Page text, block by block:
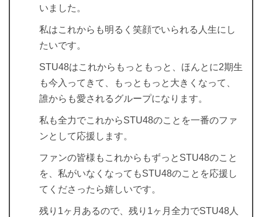
いました。
私はこれからも明るく笑顔でいられる人生にし
たいです。
STU48はこれからもっともっと、ほんとに2期生
も今入ってきて、もっともっと大きくなって、
誰からも愛されるグループになります。
私も全力でこれからSTU48のことを一番のファ
ンとして応援します。
ファンの皆様もこれからもずっとSTU48のこと
を、私がいなくなってもSTU48のことを応援し
てくださったら嬉しいです。
残り1ヶ月あるので、残り1ヶ月全力でSTU48人